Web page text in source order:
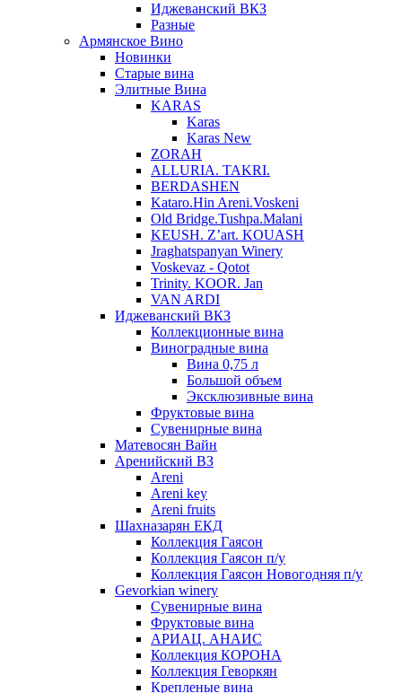
Иджеванский ВКЗ
Разные
Армянское Вино
Новинки
Старые вина
Элитные Вина
KARAS
Karas
Karas New
ZORAH
ALLURIA. TAKRI.
BERDASHEN
Kataro.Hin Areni.Voskeni
Old Bridge.Tushpa.Malani
KEUSH. Z’art. KOUASH
Jraghatspanyan Winery
Voskevaz - Qotot
Trinity. KOOR. Jan
VAN ARDI
Иджеванский ВКЗ
Коллекционные вина
Виноградные вина
Вина 0,75 л
Большой объем
Эксклюзивные вина
Фруктовые вина
Cувенирные вина
Матевосян Вайн
Аренийский ВЗ
Areni
Areni key
Areni fruits
Шахназарян ЕКД
Коллекция Гаясон
Коллекция Гаясон п/у
Коллекция Гаясон Новогодняя п/у
Gevorkian winery
Сувенирные вина
Фруктовые вина
АРИАЦ. АНАИС
Коллекция КОРОНА
Коллекция Геворкян
Крепленые вина